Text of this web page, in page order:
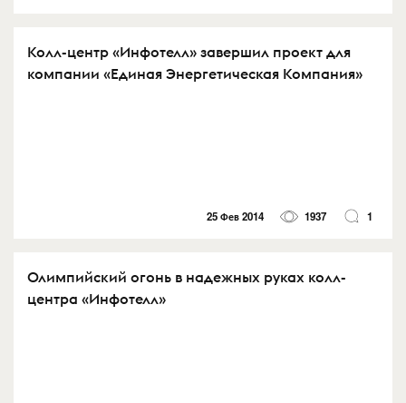
Колл-центр «Инфотелл» завершил проект для
компании «Единая Энергетическая Компания»
25 Фев 2014 1937 1
Олимпийский огонь в надежных руках колл-
центра «Инфотелл»